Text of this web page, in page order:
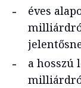
éves
a hosszú